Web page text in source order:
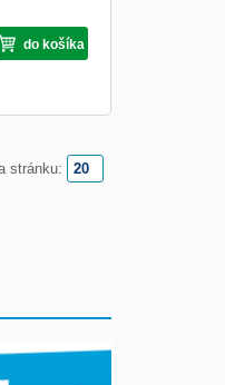
do košíka
stránku: